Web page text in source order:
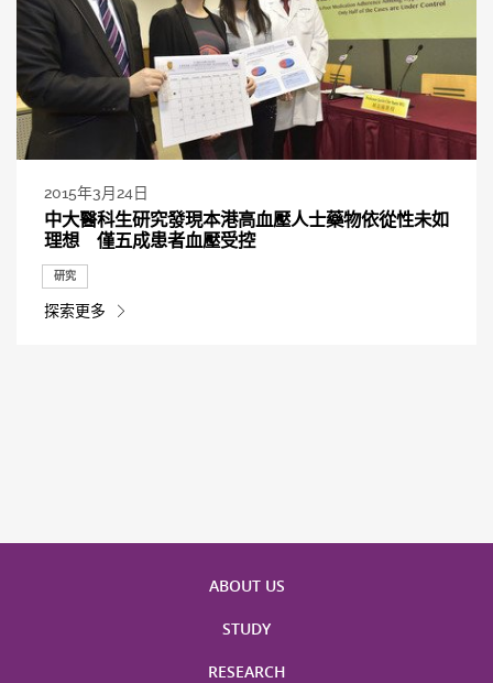
2015年3月24日
中大醫科生研究發現本港高血壓人士藥物依從性未如
理想 僅五成患者血壓受控
研究
探索更多
ABOUT US
STUDY
RESEARCH